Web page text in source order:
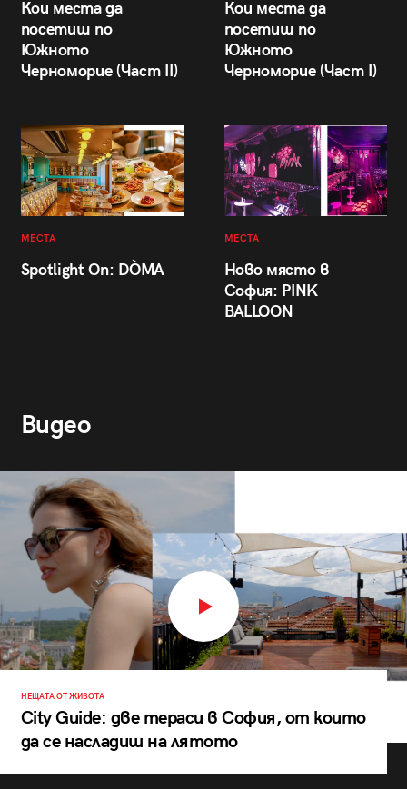
Кои места да
посетиш по
Южното
Черноморие (Част II)
Кои места да
посетиш по
Южното
Черноморие (Част I)
МЕСТА
Spotlight On: DÒMA
МЕСТА
Ново място в
София: PINK
BALLOON
Видео
НЕЩАТА ОТ ЖИВОТА
City Guide: две тераси в София, от които
да се насладиш на лятото